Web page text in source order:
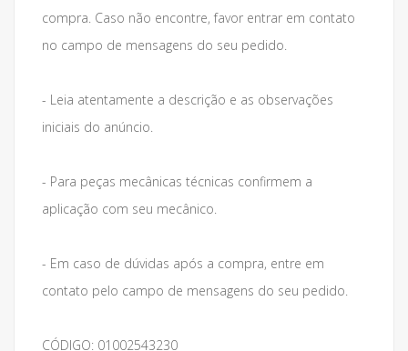
compra. Caso não encontre, favor entrar em contato
no campo de mensagens do seu pedido.
- Leia atentamente a descrição e as observações
iniciais do anúncio.
- Para peças mecânicas técnicas confirmem a
aplicação com seu mecânico.
- Em caso de dúvidas após a compra, entre em
contato pelo campo de mensagens do seu pedido.
CÓDIGO: 01002543230